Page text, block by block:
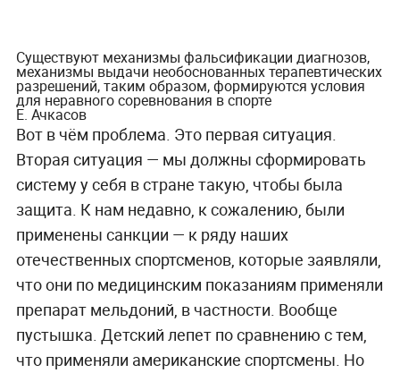
Существуют механизмы фальсификации диагнозов,
механизмы выдачи необоснованных терапевтических
разрешений, таким образом, формируются условия
для неравного соревнования в спорте
Е. Ачкасов
Вот в чём проблема. Это первая ситуация.
Вторая ситуация — мы должны сформировать
систему у себя в стране такую, чтобы была
защита. К нам недавно, к сожалению, были
применены санкции — к ряду наших
отечественных спортсменов, которые заявляли,
что они по медицинским показаниям применяли
препарат мельдоний, в частности. Вообще
пустышка. Детский лепет по сравнению с тем,
что применяли американские спортсмены. Но